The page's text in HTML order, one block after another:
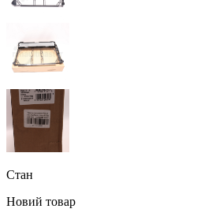
Стан
Новий товар